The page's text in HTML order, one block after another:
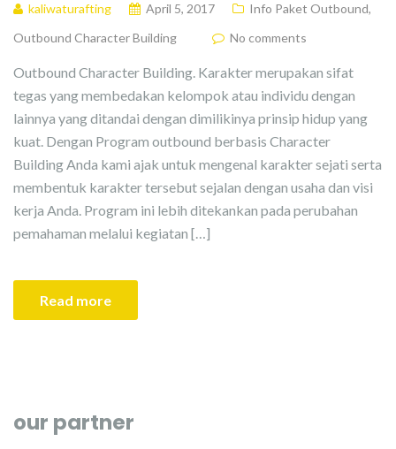
kaliwaturafting April 5, 2017 Info Paket Outbound,
Outbound Character Building
No comments
Outbound Character Building. Karakter merupakan sifat
tegas yang membedakan kelompok atau individu dengan
lainnya yang ditandai dengan dimilikinya prinsip hidup yang
kuat. Dengan Program outbound berbasis Character
Building Anda kami ajak untuk mengenal karakter sejati serta
membentuk karakter tersebut sejalan dengan usaha dan visi
kerja Anda. Program ini lebih ditekankan pada perubahan
pemahaman melalui kegiatan […]
Read more
our partner